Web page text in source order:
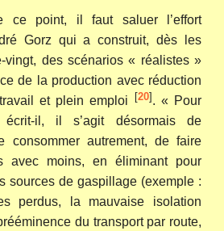
ce point, il faut saluer l’effort
Gorz qui a construit, dès les
vingt, des scénarios « réalistes »
de la production avec réduction
et plein emploi [20]. « Pour
il, il s’agit désormais de
consommer autrement, de faire
avec moins, en éliminant pour
sources de gaspillage (exemple :
perdus, la mauvaise isolation
du transport par route,